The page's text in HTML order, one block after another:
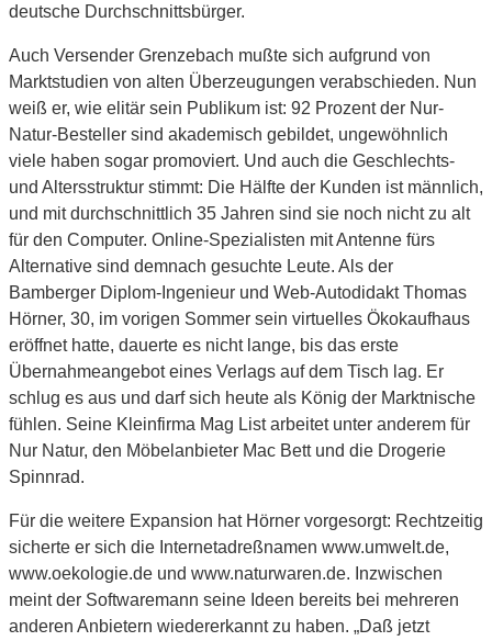
deutsche Durchschnittsbürger.
Auch Versender Grenzebach mußte sich aufgrund von
Marktstudien von alten Überzeugungen verabschieden. Nun
weiß er, wie elitär sein Publikum ist: 92 Prozent der Nur-
Natur-Besteller sind akademisch gebildet, ungewöhnlich
viele haben sogar promoviert. Und auch die Geschlechts-
und Altersstruktur stimmt: Die Hälfte der Kunden ist männlich,
und mit durchschnittlich 35 Jahren sind sie noch nicht zu alt
für den Computer. Online-Spezialisten mit Antenne fürs
Alternative sind demnach gesuchte Leute. Als der
Bamberger Diplom-Ingenieur und Web-Autodidakt Thomas
Hörner, 30, im vorigen Sommer sein virtuelles Ökokaufhaus
eröffnet hatte, dauerte es nicht lange, bis das erste
Übernahmeangebot eines Verlags auf dem Tisch lag. Er
schlug es aus und darf sich heute als König der Marktnische
fühlen. Seine Kleinfirma Mag List arbeitet unter anderem für
Nur Natur, den Möbelanbieter Mac Bett und die Drogerie
Spinnrad.
Für die weitere Expansion hat Hörner vorgesorgt: Rechtzeitig
sicherte er sich die Internetadreßnamen www.umwelt.de,
www.oekologie.de und www.naturwaren.de. Inzwischen
meint der Softwaremann seine Ideen bereits bei mehreren
anderen Anbietern wiedererkannt zu haben. „Daß jetzt